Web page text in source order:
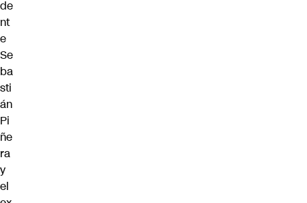
de
nt
e
Se
ba
sti
án
Pi
ñe
ra
y
el